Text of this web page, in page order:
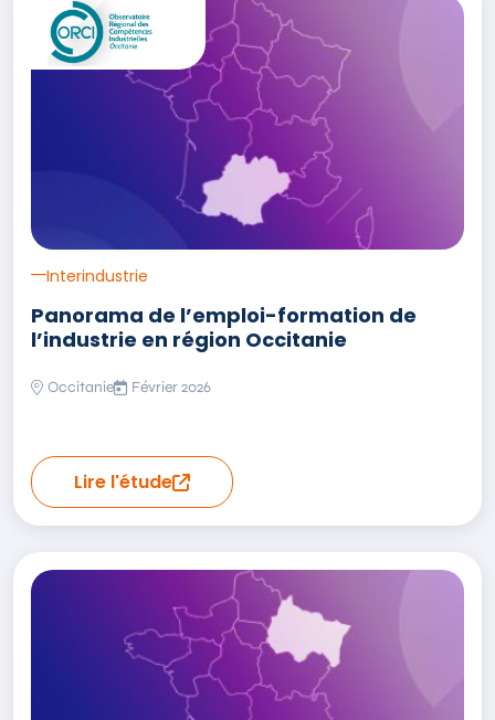
Ouvrir le lien externe de l'étude Panorama de l’emploi-
Interindustrie
Panorama de l’emploi-formation de
l’industrie en région Occitanie
Occitanie Février 2026
Lire l'étude